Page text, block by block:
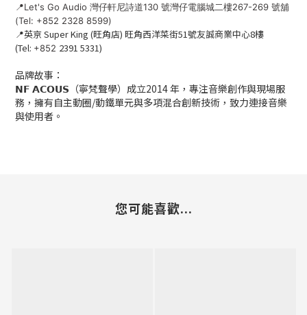
📍Let's Go Audio 灣仔軒尼詩道130 號灣仔電腦城二樓267-269 號舖
(Tel: +852 2328 8599)
📍英京 Super King (旺角店) 旺角西洋菜街51號友誠商業中心8樓
(Tel: +852 2391 5331)
品牌故事：
𝗡𝗙 𝗔𝗖𝗢𝗨𝗦（寧梵聲學）成立2014 年，專注音樂創作與現場服
務，擁有自主動圈/動鐵單元與多項混合創新技術，致力連接音樂
與使用者。
您可能喜歡...